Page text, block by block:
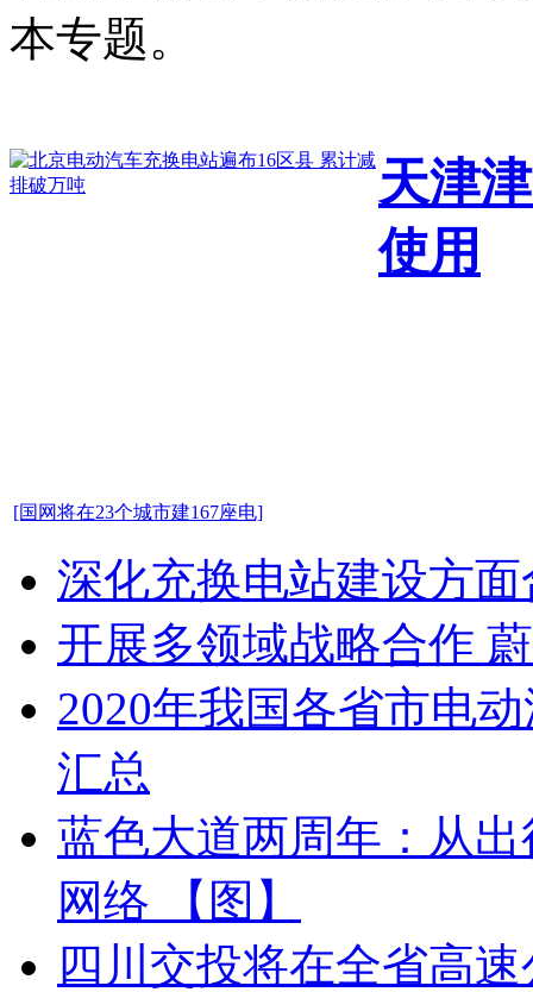
本专题。
天津
使用
[国网将在23个城市建167座电]
深化充换电站建设方
开展多领域战略合作
2020年我国各省市电
汇总
蓝色大道两周年：从
网络 【图】
四川交投将在全省高